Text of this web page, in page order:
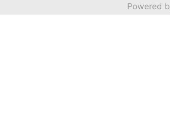
Powered